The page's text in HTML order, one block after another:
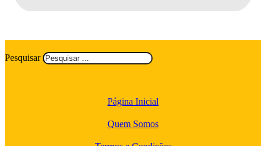
Pesquisar
Página Inicial
Quem Somos